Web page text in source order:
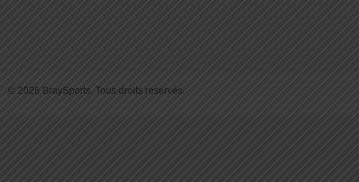
© 2026 BraySports. Tous droits reservés.